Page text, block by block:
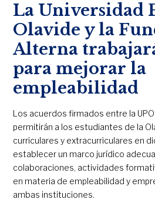
La Universidad
Olavide y la
Alterna
para mejorar la
empleabilidad
Los acuerdos firmados entre la
permitirán a los estudiantes de la
curriculares y extracurriculares en
establecer un marco jurídico
colaboraciones, actividades
en materia de empleabilidad y
ambas instituciones.